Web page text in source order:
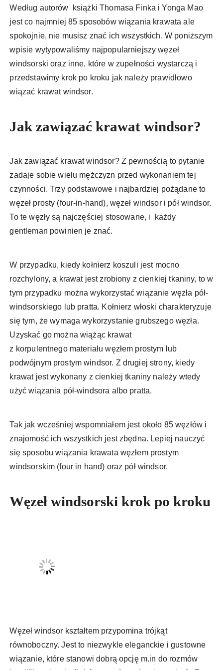
Według autorów książki Thomasa Finka i Yonga Mao
jest co najmniej 85 sposobów wiązania krawata ale
spokojnie, nie musisz znać ich wszystkich. W poniższym
wpisie wytypowaliśmy najpopularniejszy węzeł
windsorski oraz inne, które w zupełności wystarczą i
przedstawimy krok po kroku jak należy prawidłowo
wiązać krawat windsor.
Jak zawiązać krawat windsor?
Jak zawiązać krawat windsor? Z pewnością to pytanie
zadaje sobie wielu mężczyzn przed wykonaniem tej
czynności. Trzy podstawowe i najbardziej pożądane to
węzeł prosty (four-in-hand), węzeł windsor i pół windsor.
To te węzły są najczęściej stosowane, i każdy
gentleman powinien je znać.
W przypadku, kiedy kołnierz koszuli jest mocno
rozchylony, a krawat jest zrobiony z cienkiej tkaniny, to w
tym przypadku można wykorzystać wiązanie węzła pół-
windsorskiego lub pratta. Kołnierz włoski charakteryzuje
się tym, że wymaga wykorzystanie grubszego węzła.
Uzyskać go można wiążąc krawat
z korpulentnego materiału węzłem prostym lub
podwójnym prostym windsor. Z drugiej strony, kiedy
krawat jest wykonany z cienkiej tkaniny należy wtedy
użyć wiązania pół-windsora albo pratta.
Tak jak wcześniej wspomniałem jest około 85 węzłów i
znajomość ich wszystkich jest zbędna. Lepiej nauczyć
się sposobu wiązania krawata węzłem prostym
windsorskim (four in hand) oraz pół windsor.
Węzeł windsorski krok po kroku
Węzeł windsor kształtem przypomina trójkąt
równoboczny. Jest to niezwykle eleganckie i gustowne
wiązanie, które stanowi dobrą opcję m.in do rozmów